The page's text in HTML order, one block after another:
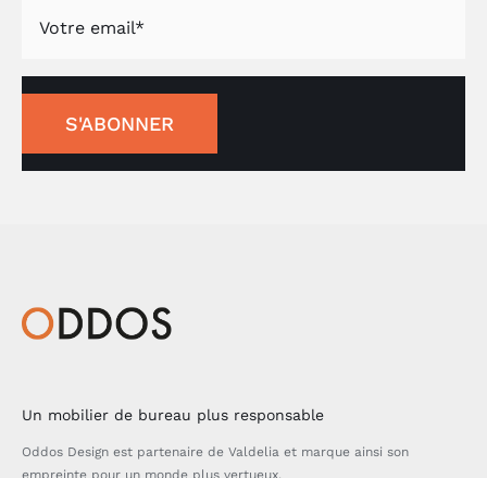
S'ABONNER
Un mobilier de bureau plus responsable
Oddos Design est partenaire de Valdelia et marque ainsi son
empreinte pour un monde plus vertueux.